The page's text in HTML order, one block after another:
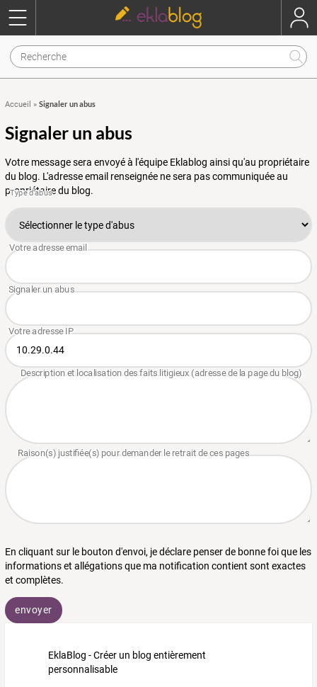
Accueil » Signaler un abus
Signaler un abus
Votre message sera envoyé à l'équipe Eklablog ainsi qu'au propriétaire
du blog. L'adresse email renseignée ne sera pas communiquée au
propriétaire du blog.
En cliquant sur le bouton d'envoi, je déclare penser de bonne foi que les
informations et allégations que ma notification contient sont exactes
et complètes.
envoyer
EklaBlog - Créer un blog entièrement
personnalisable